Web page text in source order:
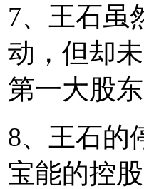
7、王石虽
动，但却
第一大股东
8、王石的
宝能的控